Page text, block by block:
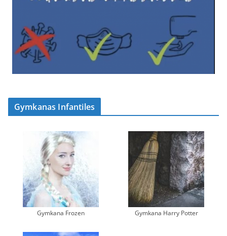
Gymkanas Infantiles
Gymkana Frozen Gymkana Harry Potter